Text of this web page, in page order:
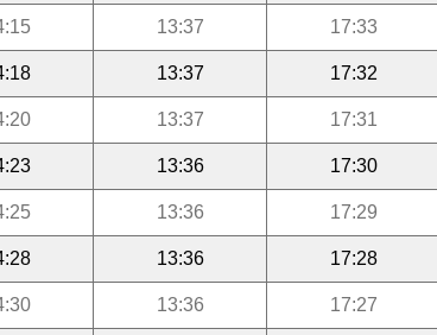
13:37 17:33
13:37 17:32
13:37 17:31
13:36 17:30
13:36 17:29
13:36 17:28
13:36 17:27